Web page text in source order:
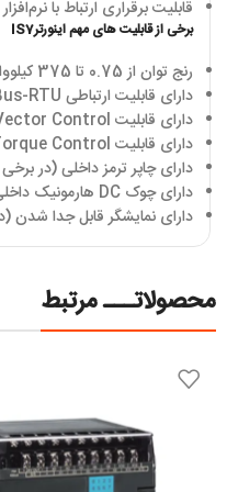
قابلیت برقراری ارتباط با نرم‌افزار
برخی از قابلیت های مهم اینورترIS7
رنج توان از 0.75 تا 375 کیلووات
دارای قابلیت ارتباطی RTU
دارای قابلیت Control
دارای قابلیت Control
دارای چاپر ترمز داخلی (در
دارای چوک DC هارمونیک
دارای نمایشگر قابل جدا شدن
محصولاتـــ مرتبط